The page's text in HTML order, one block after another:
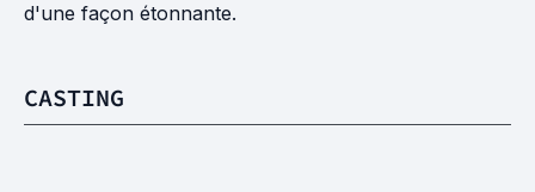
d'une façon étonnante.
CASTING